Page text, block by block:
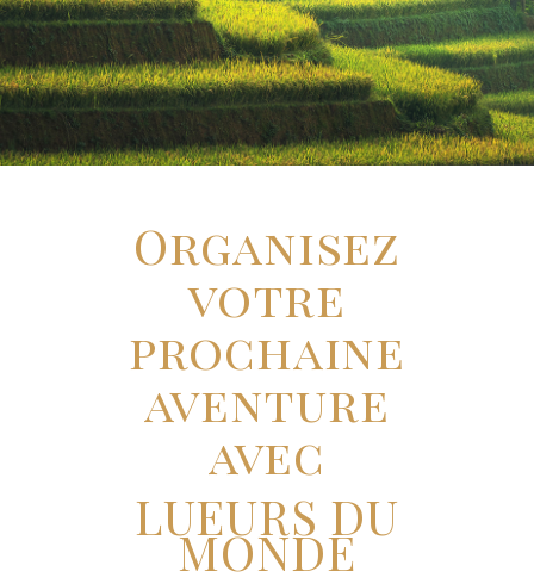
Organisez
votre
prochaine
aventure
avec
LUEURS DU
MONDE